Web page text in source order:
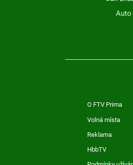
O FTV Prima
Volná místa
Reklama
HbbTV